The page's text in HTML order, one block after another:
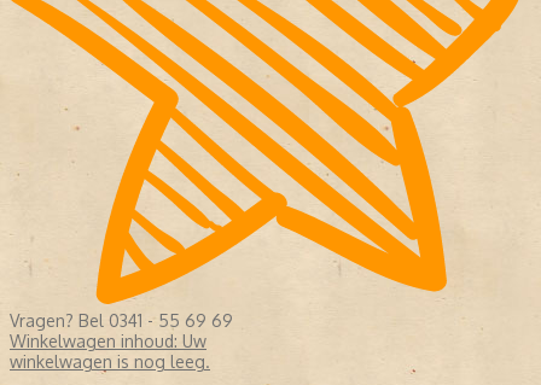
Vragen? Bel 0341 - 55 69 69
Winkelwagen inhoud: Uw
winkelwagen is nog leeg.